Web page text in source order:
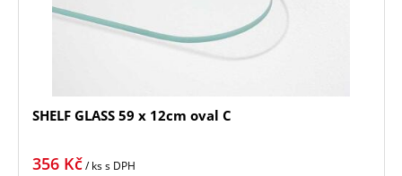
SHELF GLASS 59 x 12cm oval C
356 Kč/ kss DPH